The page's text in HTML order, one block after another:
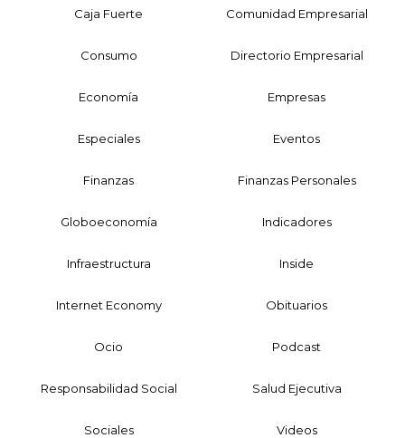
Caja Fuerte Comunidad Empresarial
Consumo Directorio Empresarial
Economía Empresas
Especiales Eventos
Finanzas Finanzas Personales
Globoeconomía Indicadores
Infraestructura Inside
Internet Economy Obituarios
Ocio Podcast
Responsabilidad Social Salud Ejecutiva
Sociales Videos